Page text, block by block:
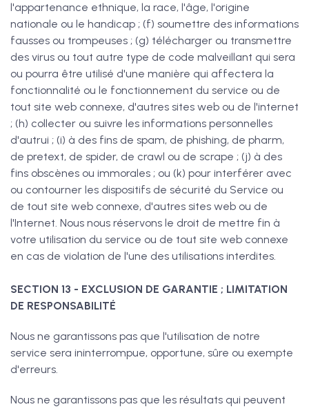
l'appartenance ethnique, la race, l'âge, l'origine
nationale ou le handicap ; (f) soumettre des informations
fausses ou trompeuses ; (g) télécharger ou transmettre
des virus ou tout autre type de code malveillant qui sera
ou pourra être utilisé d'une manière qui affectera la
fonctionnalité ou le fonctionnement du service ou de
tout site web connexe, d'autres sites web ou de l'internet
; (h) collecter ou suivre les informations personnelles
d'autrui ; (i) à des fins de spam, de phishing, de pharm,
de pretext, de spider, de crawl ou de scrape ; (j) à des
fins obscènes ou immorales ; ou (k) pour interférer avec
ou contourner les dispositifs de sécurité du Service ou
de tout site web connexe, d'autres sites web ou de
l'Internet. Nous nous réservons le droit de mettre fin à
votre utilisation du service ou de tout site web connexe
en cas de violation de l'une des utilisations interdites.
SECTION 13 - EXCLUSION DE GARANTIE ; LIMITATION
DE RESPONSABILITÉ
Nous ne garantissons pas que l'utilisation de notre
service sera ininterrompue, opportune, sûre ou exempte
d'erreurs.
Nous ne garantissons pas que les résultats qui peuvent